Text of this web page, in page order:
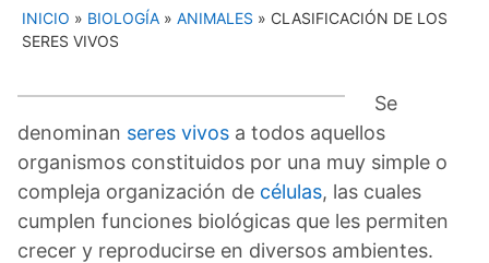
INICIO » BIOLOGÍA » ANIMALES » CLASIFICACIÓN DE LOS
SERES VIVOS
Se
denominan seres vivos a todos aquellos
organismos constituidos por una muy simple o
compleja organización de células, las cuales
cumplen funciones biológicas que les permiten
crecer y reproducirse en diversos ambientes.